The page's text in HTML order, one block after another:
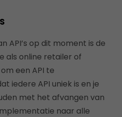
API’s op dit moment is de
als online retailer of
een API te
iedere API uniek is en je
met het afvangen van
naar alle